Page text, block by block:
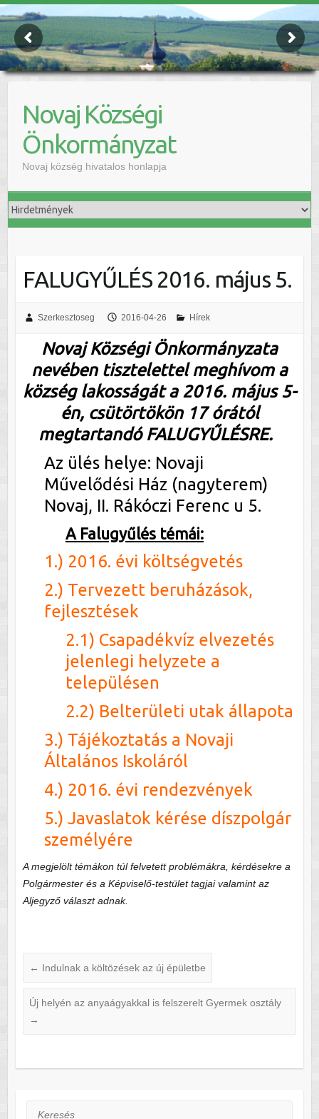
Novaj Községi
Önkormányzat
Novaj község hivatalos honlapja
FALUGYŰLÉS 2016. május 5.
Szerkesztoseg 2016-04-26 Hírek
Novaj Községi Önkormányzata
nevében tisztelettel meghívom a
község lakosságát a 2016. május 5-
én, csütörtökön 17 órától
megtartandó FALUGYŰLÉSRE.
Az ülés helye: Novaji
Művelődési Ház (nagyterem)
Novaj, II. Rákóczi Ferenc u 5.
A Falugyűlés témái:
1.) 2016. évi költségvetés
2.) Tervezett beruházások,
fejlesztések
2.1) Csapadékvíz elvezetés
jelenlegi helyzete a
településen
2.2) Belterületi utak állapota
3.) Tájékoztatás a Novaji
Általános Iskoláról
4.) 2016. évi rendezvények
5.) Javaslatok kérése díszpolgár
személyére
A megjelölt témákon túl felvetett problémákra, kérdésekre a
Polgármester és a Képviselő-testület tagjai valamint az
Aljegyző választ adnak.
← Indulnak a költözések az új épületbe
Új helyén az anyaágyakkal is felszerelt Gyermek osztály
→
Keresés